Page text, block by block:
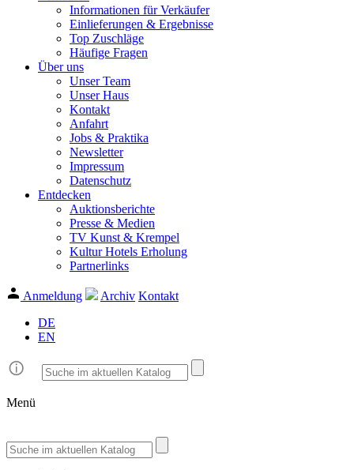
Informationen für Verkäufer
Einlieferungen & Ergebnisse
Top Zuschläge
Häufige Fragen
Über uns
Unser Team
Unser Haus
Kontakt
Anfahrt
Jobs & Praktika
Newsletter
Impressum
Datenschutz
Entdecken
Auktionsberichte
Presse & Medien
TV Kunst & Krempel
Kultur Hotels Erholung
Partnerlinks
Anmeldung Archiv Kontakt
DE
EN
Menü